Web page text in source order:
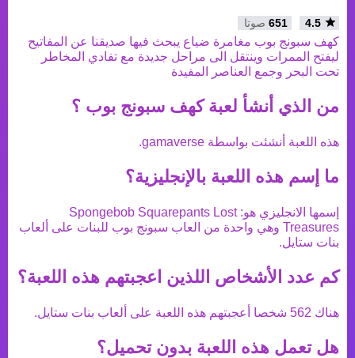
651 صوتا
كهف سبونج بوب مغامرة ضياع يبحث فيها صديقنا عن المفاتيح
ليفتح الممرات وينتقل الى مراحل جديدة مع تفادي المخاطر
تحت البحر وجمع العناصر المفيدة
من الذي أنشأ لعبة كهف سبونج بوب ؟
هذه اللعبة أنشئت بواسطة gamaverse
.
ما إسم هذه اللعبة بالإنجليزية؟
إسمها الانجليزي هو:Spongebob Squarepants Lost
Treasures وهي واحدة من العاب سبونج بوب للبنات على ألعاب
بنات ستايل.
كم عدد الأشخاص اللذين اعجبتهم هذه اللعبة؟
هناك 562 شخصا أعجبتهم هذه اللعبة على ألعاب بنات ستايل.
هل تعمل هذه اللعبة بدون تحميل؟